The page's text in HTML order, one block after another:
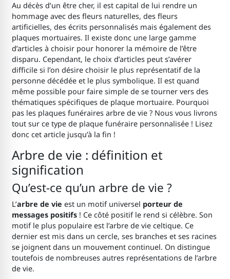
Au décès d’un être cher, il est capital de lui rendre un
hommage avec des fleurs naturelles, des fleurs
artificielles, des écrits personnalisés mais également des
plaques mortuaires. Il existe donc une large gamme
d’articles à choisir pour honorer la mémoire de l’être
disparu. Cependant, le choix d’articles peut s’avérer
difficile si l’on désire choisir le plus représentatif de la
personne décédée et le plus symbolique. Il est quand
même possible pour faire simple de se tourner vers des
thématiques spécifiques de plaque mortuaire. Pourquoi
pas les plaques funéraires arbre de vie ? Nous vous livrons
tout sur ce type de plaque funéraire personnalisée ! Lisez
donc cet article jusqu’à la fin !
Arbre de vie : définition et
signification
Qu’est-ce qu’un arbre de vie ?
L’arbre de vie est un motif universel porteur de
messages positifs! Ce côté positif le rend si célèbre. Son
motif le plus populaire est l’arbre de vie celtique. Ce
dernier est mis dans un cercle, ses branches et ses racines
se joignent dans un mouvement continuel. On distingue
toutefois de nombreuses autres représentations de l’arbre
de vie.